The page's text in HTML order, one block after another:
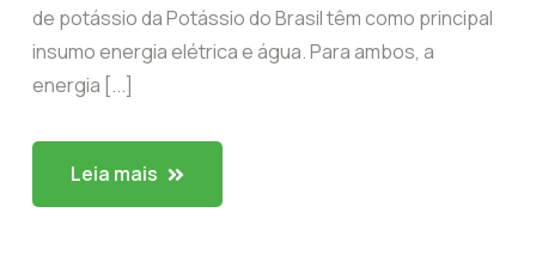
de potássio da Potássio do Brasil têm como principal
insumo energia elétrica e água. Para ambos, a
energia [...]
Leia mais